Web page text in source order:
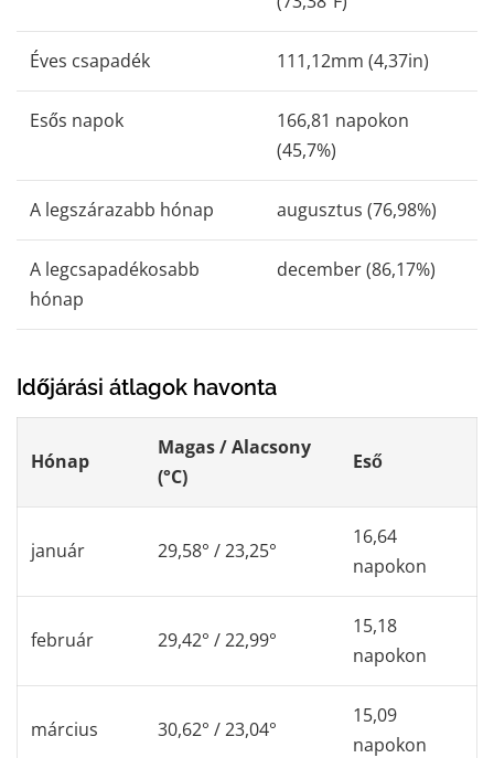
Éves csapadék 111,12mm (4,37in)
Esős ​​napok
166,81 napokon
(45,7%)
A legszárazabb hónap augusztus (76,98%)
A legcsapadékosabb
hónap
december (86,17%)
Időjárási átlagok havonta
Hónap
Magas / Alacsony
(°C)
Eső
január 29,58° / 23,25°
16,64
napokon
február 29,42° / 22,99°
15,18
napokon
március 30,62° / 23,04°
15,09
napokon